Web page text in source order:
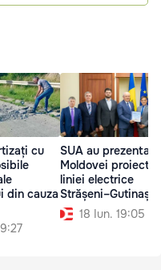
cu
din cauza
SUA au prezentat
Moldovei proiectul
liniei electrice
Strășeni–Gutinaș
18 Iun. 19:05